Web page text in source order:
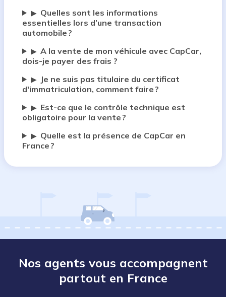
▶ Quelles sont les informations
essentielles lors d’une transaction
automobile ?
▶ A la vente de mon véhicule avec CapCar,
dois-je payer des frais ?
▶
Je ne suis pas titulaire du certificat
d'immatriculation, comment faire ?
▶ Est-ce que le contrôle technique est
obligatoire pour la vente ?
▶ Quelle est la présence de CapCar en
France ?
Nos agents vous accompagnent
partout en France